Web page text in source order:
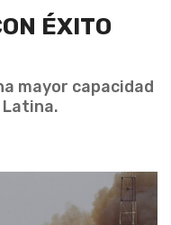
ÉXITO
mayor capacidad
Latina.